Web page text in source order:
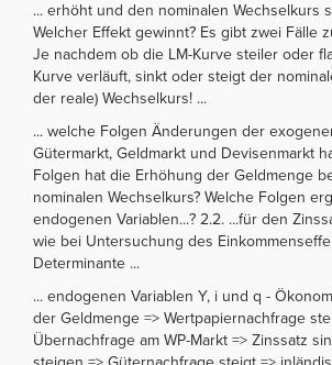
... erhöht und den nominalen Wechselkurs
Welcher Effekt gewinnt? Es gibt zwei Fälle
Je nachdem ob die LM-Kurve steiler oder
Kurve verläuft, sinkt oder steigt der
der reale) Wechselkurs! ...
... welche Folgen Änderungen der
Gütermarkt, Geldmarkt und Devisenmarkt
Folgen hat die Erhöhung der Geldmenge
nominalen Wechselkurs? Welche Folgen
endogenen Variablen...? 2.2. ...für den
wie bei Untersuchung des
Determinante ...
... endogenen Variablen Y, i und q -
der Geldmenge => Wertpapiernachfrage
Übernachfrage am WP-Markt => Zinssatz